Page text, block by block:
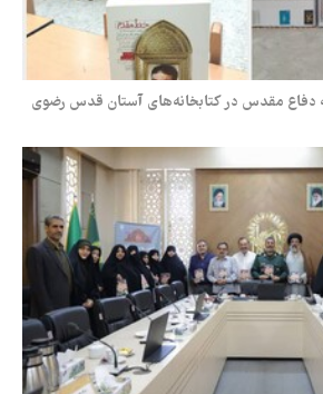
دفاع مقدس در کتابخانه‌های آستان قدس رضوی